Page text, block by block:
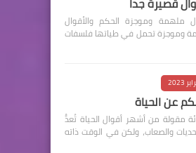
ملهمة وموجزة الحكم والأقوال
وموجزة تحمل في طياتها فلسفات
عن الحياة
مقولة من أشهر أقوال الحياة تُعدُّ
والصعاب، ولكن في الوقت ذاته